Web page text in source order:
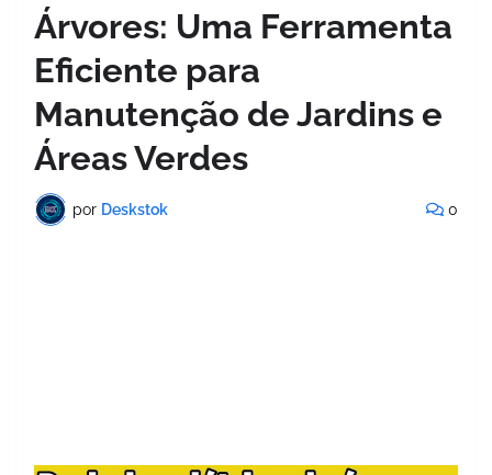
Árvores: Uma Ferramenta
Eficiente para
Manutenção de Jardins e
Áreas Verdes
por Deskstok 0